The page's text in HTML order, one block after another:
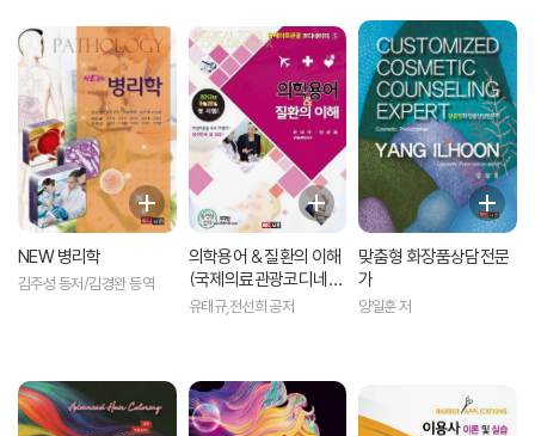
NEW 병리학
김주성 등저/김경완 등역
의학용어 & 질환의 이해
(국제의료관광코디네이
터5)
유태규,전선희 공저
맞춤형 화장품상담전문
가
양일훈 저